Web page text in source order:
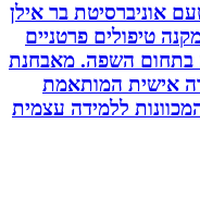
בר אילן
פרטניים
השפה. מאבחנת
המותאמת
ללמידה עצמית